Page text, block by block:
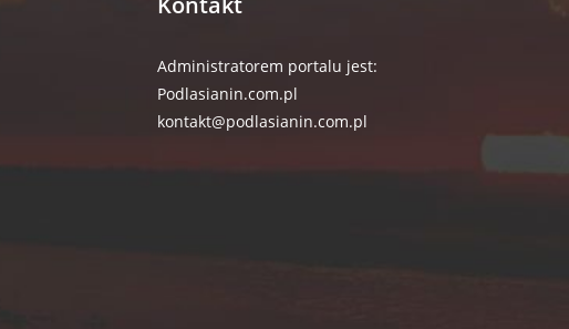
Administratorem portalu jest:
Podlasianin.com.pl
kontakt@podlasianin.com.pl